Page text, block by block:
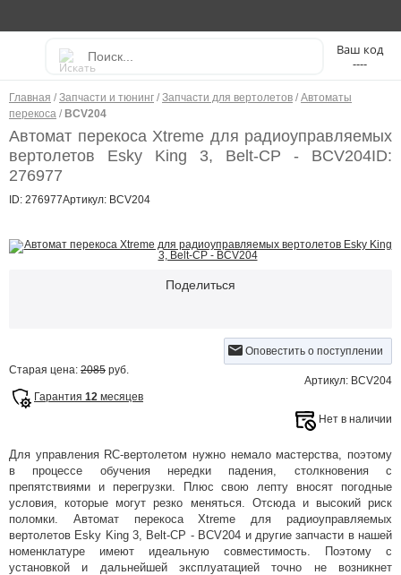
----
Главная / Запчасти и тюнинг / Запчасти для вертолетов / Автоматы
перекоса / BCV204
Автомат перекоса Xtreme для радиоуправляемых
вертолетов Esky King 3, Belt-CP - BCV204ID:
276977
ID: 276977Артикул: BCV204
Поделиться
Оповестить о поступлении
Старая цена: 2085 руб.
Артикул: BCV204
Гарантия 12 месяцев
Нет в наличии
Для управления RC-вертолетом нужно немало мастерства, поэтому
в процессе обучения нередки падения, столкновения с
препятствиями и перегрузки. Плюс свою лепту вносят погодные
условия, которые могут резко меняться. Отсюда и высокий риск
поломки. Автомат перекоса Xtreme для радиоуправляемых
вертолетов Esky King 3, Belt-CP - BCV204 и другие запчасти в нашей
номенклатуре имеют идеальную совместимость. Поэтому с
установкой и дальнейшей эксплуатацией точно не возникнет